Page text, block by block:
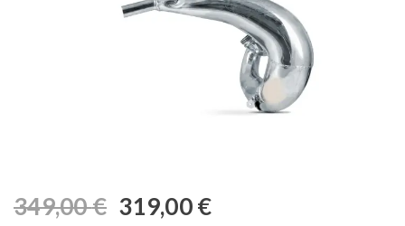
349,00€ 319,00€